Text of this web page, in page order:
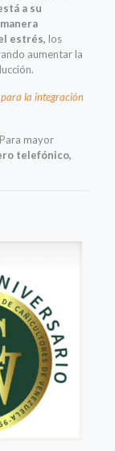
a su
estrés, los
aumentar la
la integración
mayor
telefónico,